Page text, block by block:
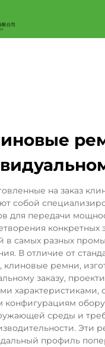
на заказ
собой
для передачи
конкретных
в самых разных
В отличие от
клиновые ремни,
заказу,
характеристиками,
конфигурациям
среды и
Эти
профиль